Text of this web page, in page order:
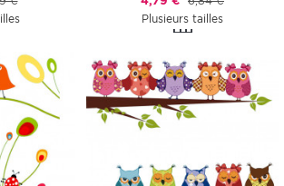
Plusieurs tailles